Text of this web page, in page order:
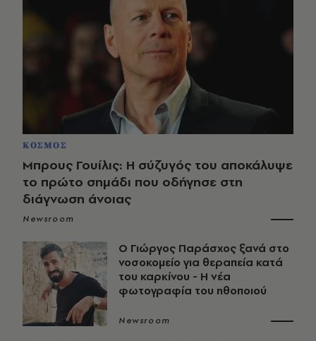
ΚΟΣΜΟΣ
Μπρους Γουίλις: Η σύζυγός του αποκάλυψε
το πρώτο σημάδι που οδήγησε στη
διάγνωση άνοιας
Newsroom
O Γιώργος Παράσχος ξανά στο
νοσοκομείο για θεραπεία κατά
του καρκίνου - Η νέα
φωτογραφία του ηθοποιού
Newsroom